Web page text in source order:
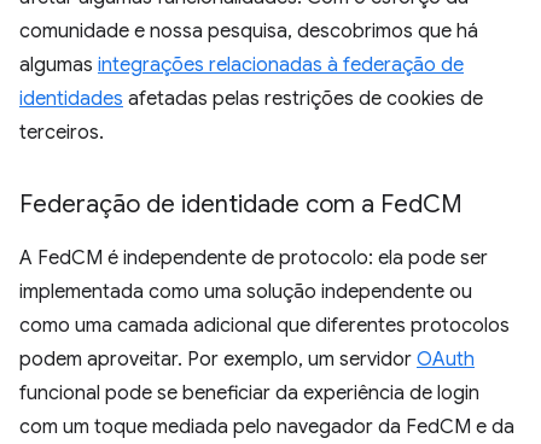
comunidade e nossa pesquisa, descobrimos que há
algumas integrações relacionadas à federação de
identidades afetadas pelas restrições de cookies de
terceiros.
Federação de identidade com a FedCM
A FedCM é independente de protocolo: ela pode ser
implementada como uma solução independente ou
como uma camada adicional que diferentes protocolos
podem aproveitar. Por exemplo, um servidor OAuth
funcional pode se beneficiar da experiência de login
com um toque mediada pelo navegador da FedCM e da